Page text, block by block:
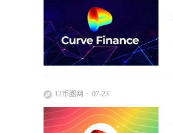
12币圈网 07-23